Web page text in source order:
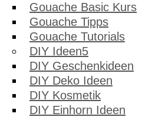
Gouache Basic Kurs
Gouache Tipps
Gouache Tutorials
DIY Ideen
DIY Geschenkideen
DIY Deko Ideen
DIY Kosmetik
DIY Einhorn Ideen